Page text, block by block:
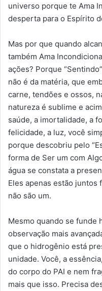
universo porque te Ama
desperta para o Espírito
Mas por que quando
também Ama
ações? Porque
não é da matéria, que
carne, tendões e ossos,
natureza é sublime e
saúde, a imortalidade, a
felicidade, a luz, você
porque descobriu pelo
forma de Ser um com
água se constata a
Eles apenas estão juntos
não são um.
Mesmo quando se funde
observação mais
que o hidrogênio está
unidade. Você, a
do corpo do PAI e nem
mais que isso. Precisa